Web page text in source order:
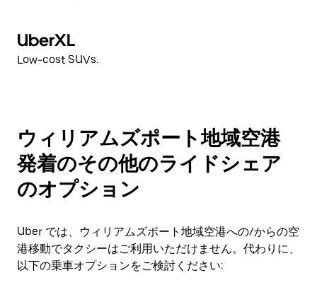
UberXL
Low-cost SUVs.
ウィリアムズポート地域空港
発着のその他のライドシェア
のオプション
Uber では、ウィリアムズポート地域空港への/からの空
港移動でタクシーはご利用いただけません。代わりに、
以下の乗車オプションをご検討ください: